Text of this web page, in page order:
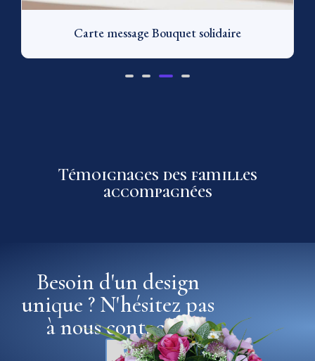
Carte message Bouquet solidaire
Témoignages des familles
accompagnées
Besoin d'un design
unique ? N'hésitez pas
à nous contacter
04 75 37 27 92